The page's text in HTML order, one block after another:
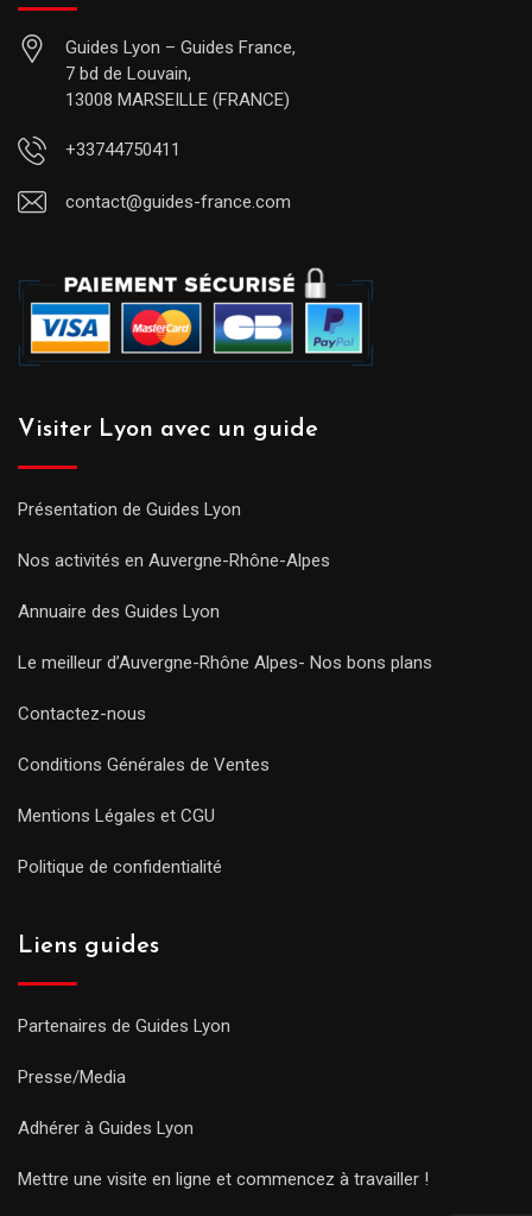
Guides Lyon – Guides France,
7 bd de Louvain,
13008 MARSEILLE (FRANCE)
+33744750411
contact@guides-france.com
Visiter Lyon avec un guide
Présentation de Guides Lyon
Nos activités en Auvergne-Rhône-Alpes
Annuaire des Guides Lyon
Le meilleur d’Auvergne-Rhône Alpes- Nos bons plans
Contactez-nous
Conditions Générales de Ventes
Mentions Légales et CGU
Politique de confidentialité
Liens guides
Partenaires de Guides Lyon
Presse/Media
Adhérer à Guides Lyon
Mettre une visite en ligne et commencez à travailler !